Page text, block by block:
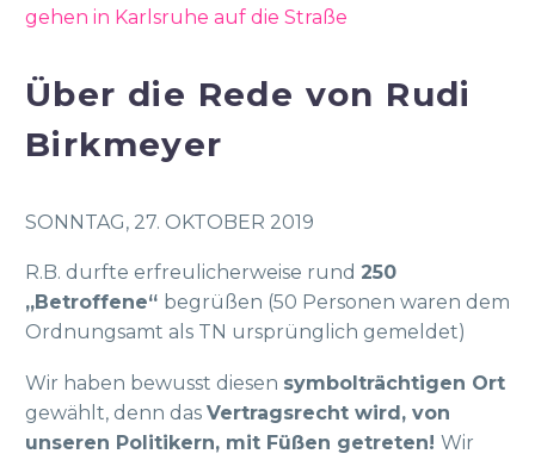
gehen in Karlsruhe auf die Straße
Über die Rede von Rudi
Birkmeyer
SONNTAG, 27. OKTOBER 2019
R.B. durfte erfreulicherweise rund 250
„Betroffene“ begrüßen (50 Personen waren dem
Ordnungsamt als TN ursprünglich gemeldet)
Wir haben bewusst diesen symbolträchtigen Ort
gewählt, denn das Vertragsrecht wird, von
unseren Politikern, mit Füßen getreten! Wir